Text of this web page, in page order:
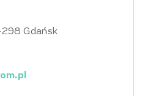
Gdańsk